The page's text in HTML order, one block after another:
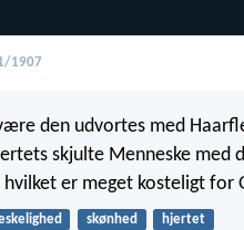
1907
den udvortes med
skjulte Menneske med
er meget kosteligt for
skønhed hjertet